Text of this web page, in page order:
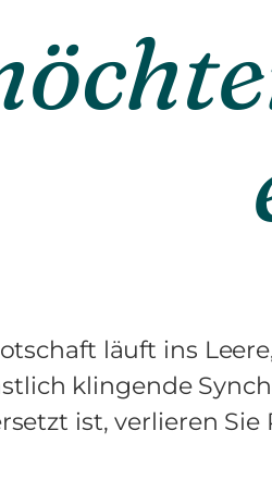
läuft ins
klingende
ist, verlieren